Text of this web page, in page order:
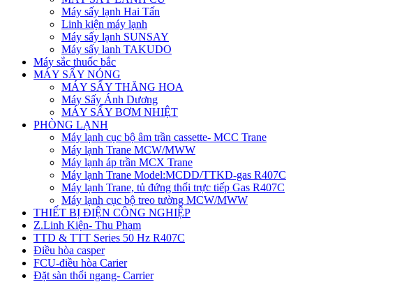
Máy sấy lạnh Hai Tấn
Linh kiện máy lạnh
Máy sấy lạnh SUNSAY
Máy sấy lanh TAKUDO
Máy sắc thuốc bắc
MÁY SẤY NÓNG
MÁY SẤY THĂNG HOA
Máy Sấy Ánh Dương
MÁY SẤY BƠM NHIỆT
PHÒNG LẠNH
Máy lạnh cục bộ âm trần cassette- MCC Trane
Máy lạnh Trane MCW/MWW
Máy lạnh áp trần MCX Trane
Máy lạnh Trane Model:MCDD/TTKD-gas R407C
Máy lạnh Trane, tủ đứng thổi trực tiếp Gas R407C
Máy lạnh cục bộ treo tường MCW/MWW
THIẾT BỊ ĐIỆN CÔNG NGHIỆP
Z.Linh Kiện- Thu Phạm
TTD & TTT Series 50 Hz R407C
Điều hòa casper
FCU-điều hòa Carier
Đặt sàn thổi ngang- Carrier